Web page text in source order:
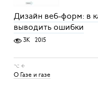
Дизайн веб-форм: в
выводить ошибки
3K 2015
⌥ ←
О Газе и газе